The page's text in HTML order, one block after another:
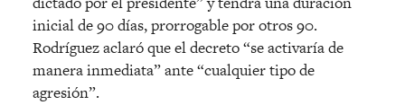
inicial de 90 días, prorrogable por otros 90.
Rodríguez aclaró que el decreto “se activaría de
manera inmediata” ante “cualquier tipo de
agresión”.